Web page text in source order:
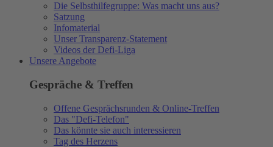
Die Selbsthilfegruppe: Was macht uns aus?
Satzung
Infomaterial
Unser Transparenz-Statement
Videos der Defi-Liga
Unsere Angebote
Gespräche & Treffen
Offene Gesprächsrunden & Online-Treffen
Das "Defi-Telefon"
Das könnte sie auch interessieren
Tag des Herzens